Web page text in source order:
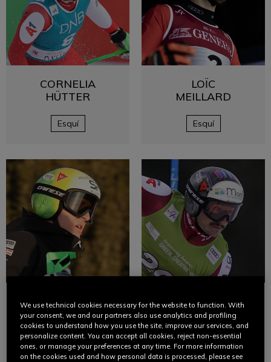
CORNELIA
HÜTTER
Esquí
LOÏC
MEILLARD
Esquí
RAPHAEL
HAASER
Esquí
PATRICK
FEURSTEIN
Esquí
We use technical cookies necessary for the website to function. With
your consent, we and our partners also use analytics and profiling
cookies to understand how you use the site, improve our services, and
personalize content. You can accept all cookies, reject non-essential
ones, or manage your preferences at any time. For more information
on the cookies used and how personal data is processed, please see